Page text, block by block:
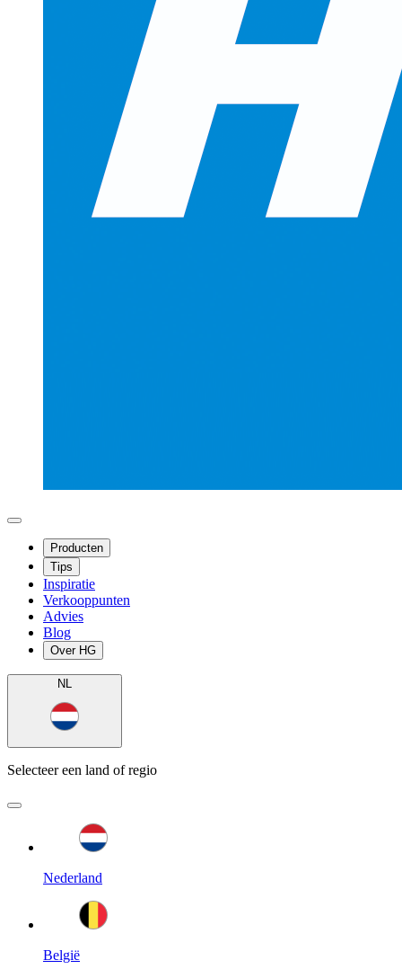
Producten
Tips
Inspiratie
Verkooppunten
Advies
Blog
Over HG
NL
Selecteer een land of regio
Nederland
België